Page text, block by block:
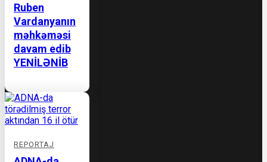
Ruben
Vardanyanın
məhkəməsi
davam edib
YENİLƏNİB
REPORTAJ